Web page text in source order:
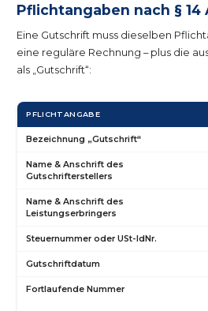
Pflichtangaben nach § 14
Eine Gutschrift muss dieselben
eine reguläre Rechnung – plus die
als „Gutschrift“:
PFLICHTANGABE
Bezeichnung „Gutschrift“
Name & Anschrift des
Gutschrifterstellers
Name & Anschrift des
Leistungserbringers
Steuernummer oder USt-IdNr.
Gutschriftdatum
Fortlaufende Nummer